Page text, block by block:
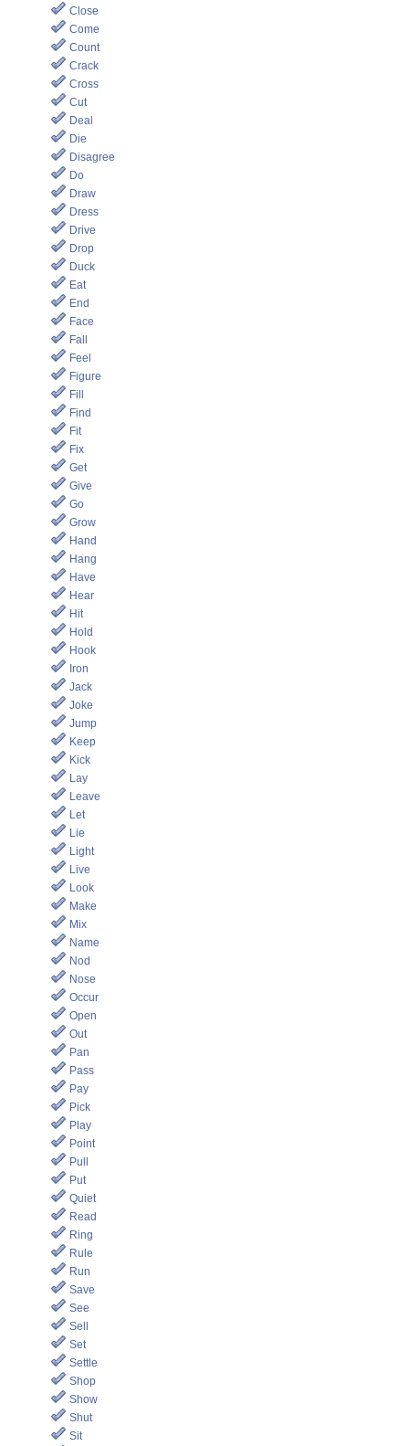
Close
Come
Count
Crack
Cross
Cut
Deal
Die
Disagree
Do
Draw
Dress
Drive
Drop
Duck
Eat
End
Face
Fall
Feel
Figure
Fill
Find
Fit
Fix
Get
Give
Go
Grow
Hand
Hang
Have
Hear
Hit
Hold
Hook
Iron
Jack
Joke
Jump
Keep
Kick
Lay
Leave
Let
Lie
Light
Live
Look
Make
Mix
Name
Nod
Nose
Occur
Open
Out
Pan
Pass
Pay
Pick
Play
Point
Pull
Put
Quiet
Read
Ring
Rule
Run
Save
See
Sell
Set
Settle
Shop
Show
Shut
Sit